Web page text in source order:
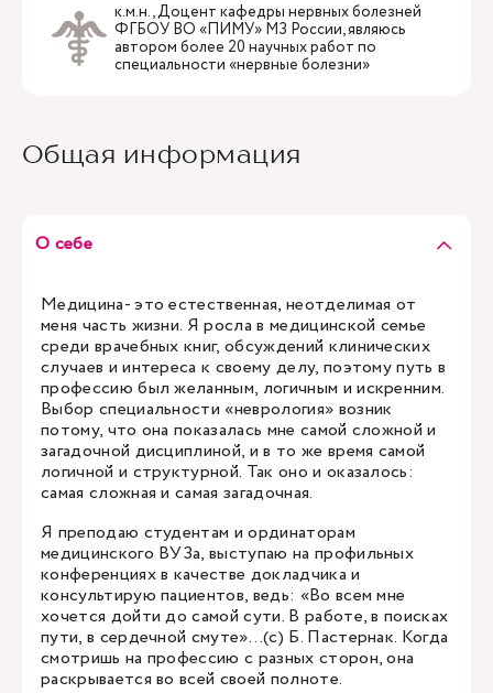
к.м.н., Доцент кафедры нервных болезней
ФГБОУ ВО «ПИМУ» МЗ России, являюсь
автором более 20 научных работ по
специальности «нервные болезни»
Общая информация
О себе
Медицина- это естественная, неотделимая от
меня часть жизни. Я росла в медицинской семье
среди врачебных книг, обсуждений клинических
случаев и интереса к своему делу, поэтому путь в
профессию был желанным, логичным и искренним.
Выбор специальности «неврология» возник
потому, что она показалась мне самой сложной и
загадочной дисциплиной, и в то же время самой
логичной и структурной. Так оно и оказалось:
самая сложная и самая загадочная.
Я преподаю студентам и ординаторам
медицинского ВУЗа, выступаю на профильных
конференциях в качестве докладчика и
консультирую пациентов, ведь: «Во всем мне
хочется дойти до самой сути. В работе, в поисках
пути, в сердечной смуте»…(с) Б. Пастернак. Когда
смотришь на профессию с разных сторон, она
раскрывается во всей своей полноте.